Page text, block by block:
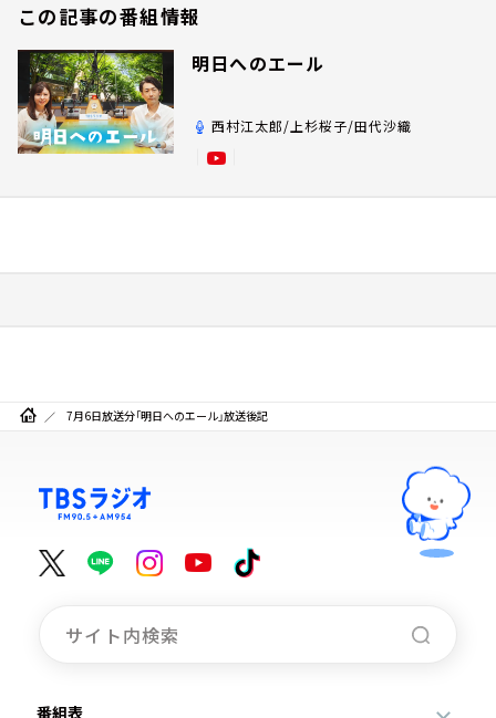
この記事の番組情報
明日へのエール
西村江太郎/上杉桜子/田代沙織
7月6日放送分「明日へのエール」放送後記
番組表